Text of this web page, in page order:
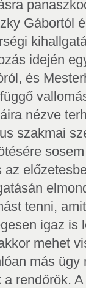
Gábortól
idején
és
nézve
szakmai
az
tenni,
igaz is
mehet
más
a rendőrök.